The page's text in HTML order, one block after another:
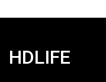
HDLIFE